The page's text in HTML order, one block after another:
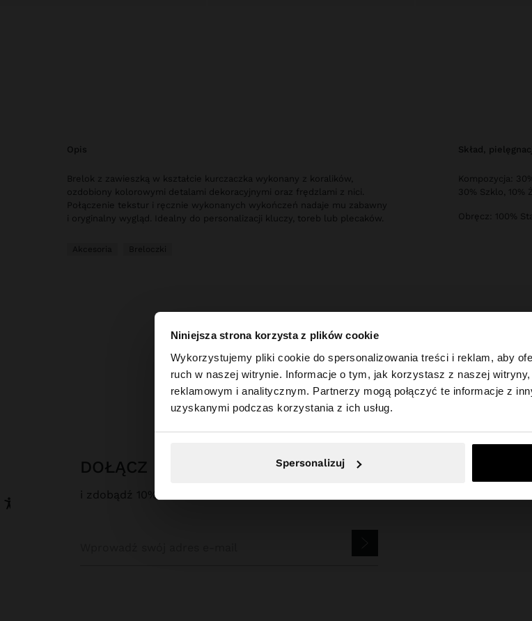
Niniejsza strona korzysta z plików cookie
Wykorzystujemy pliki cookie do spersonalizowania treści i reklam, aby
ruch w naszej witrynie. Informacje o tym, jak korzystasz z naszej
reklamowym i analitycznym. Partnerzy mogą połączyć te informacje z
uzyskanymi podczas korzystania z ich usług.
Spersonalizuj
witaj
Odwiedzasz stronę z Polska. Czy chcesz przeglądać naszą
Nie, zostań w Polska
opis
Brelok z zawieszką w kształcie kurczaczka wykonany z koralików,
ozdobiony kolorowymi detalami dekoracyjnymi oraz frędzlami z nici.
Połączenie tekstur i ręcznie wykonanych wykończeń nadaje mu zabawny
i oryginalny wygląd. Idealny do personalizacji kluczy, toreb lub plecaków.
Akcesoria Breloczki
skład,
Kompozycja:
30% Szklo, 10%
Obręcz: 100%
Parfois Akcesoria Breloczki brelok z
DOŁĄCZ DO NASZEGO NEWSLETTERA
i zdobądź 10% rabatu